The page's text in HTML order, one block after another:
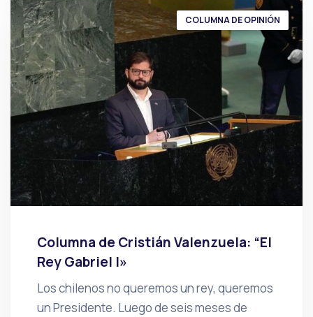
COLUMNA DE OPINIÓN
Columna de Cristián Valenzuela: “El
Rey Gabriel I»
Los chilenos no queremos un rey, queremos
un Presidente. Luego de seis meses de